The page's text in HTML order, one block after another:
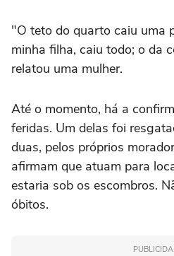
"O teto do quarto caiu uma
minha filha, caiu todo; o da
relatou uma mulher.
Até o momento, há a
feridas. Um delas foi
duas, pelos próprios
afirmam que atuam para
estaria sob os escombros.
óbitos.